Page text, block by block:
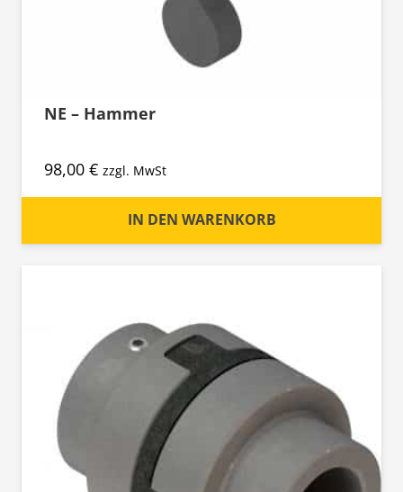
NE – Hammer
98,00 € zzgl. MwSt
IN DEN WARENKORB